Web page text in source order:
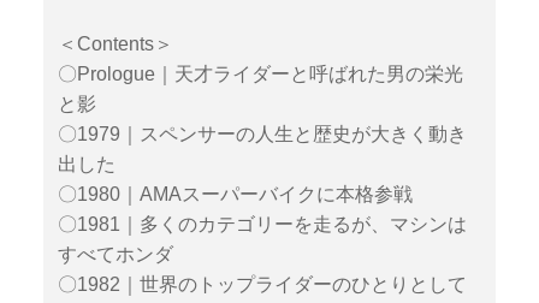
＜Contents＞
〇Prologue｜天才ライダーと呼ばれた男の栄光
と影
〇1979｜スペンサーの人生と歴史が大きく動き
出した
〇1980｜AMAスーパーバイクに本格参戦
〇1981｜多くのカテゴリーを走るが、マシンは
すべてホンダ
〇1982｜世界のトップライダーのひとりとして